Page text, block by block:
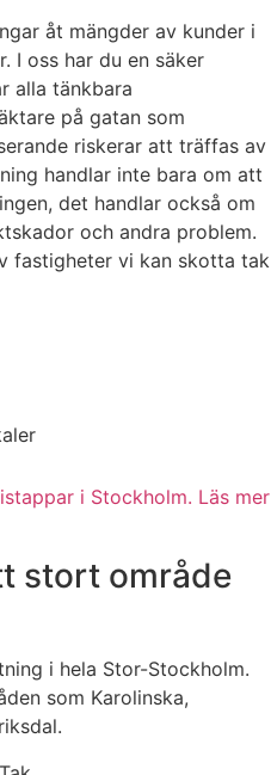
åt mängder av kunder i
I oss har du en säker
alla tänkbara
på gatan som
riskerar att träffas av
handlar inte bara om att
det handlar också om
och andra problem.
fastigheter vi kan skotta tak
i Stockholm. Läs mer
stort område
i hela Stor-Stockholm.
som Karolinska,